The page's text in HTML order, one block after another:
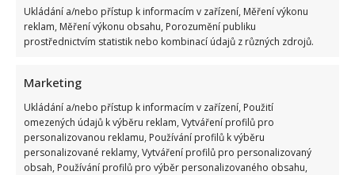
Ukládání a/nebo přístup k informacím v zařízení, Měření výkonu
reklam, Měření výkonu obsahu, Porozumění publiku
prostřednictvím statistik nebo kombinací údajů z různých zdrojů.
Marketing
Ukládání a/nebo přístup k informacím v zařízení, Použití
omezených údajů k výběru reklam, Vytváření profilů pro
personalizovanou reklamu, Používání profilů k výběru
personalizované reklamy, Vytváření profilů pro personalizovaný
obsah, Používání profilů pro výběr personalizovaného obsahu,
Jarek Nohavica zasáhl citlivé téma: Ve své písni se pustil do
lidí, kteří neustále viní Babiše a Putina